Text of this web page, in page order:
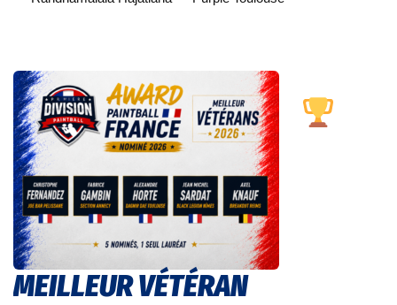
MEILLEUR VÉTÉRAN